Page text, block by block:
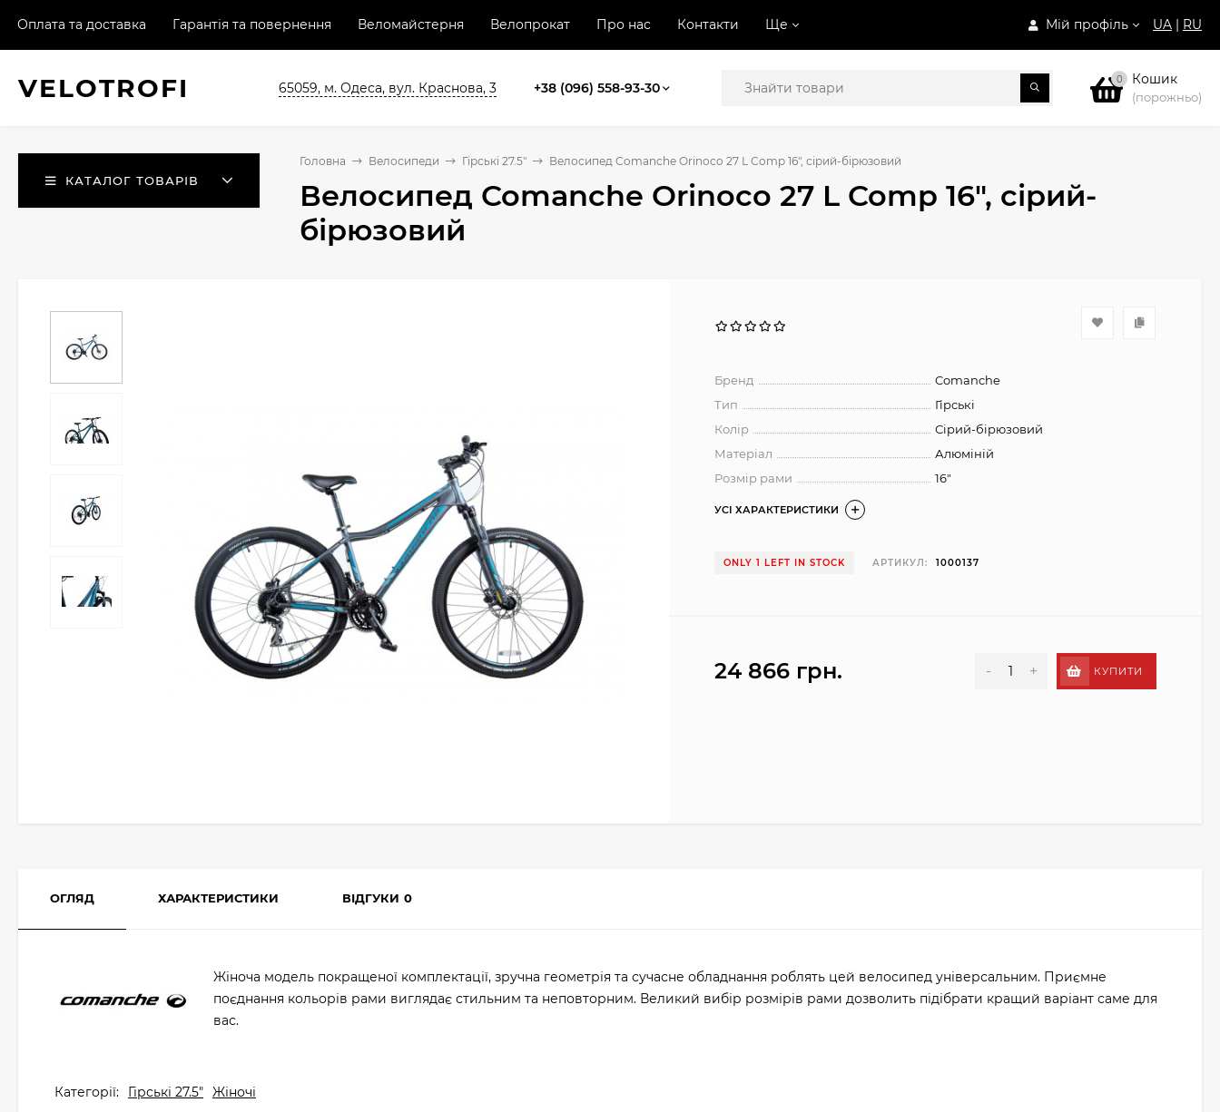
Мій профіль UA | RU
Оплата та доставка Гарантія та повернення Веломайстерня Велопрокат Про нас Контакти Ще
VELOTROFI 65059, м. Одеса, вул. Краснова, 3 +38 (096) 558-93-30 0 Кошик
(порожньо)
КАТАЛОГ ТОВАРІВ
Головна Велосипеди Гірські 27.5" Велосипед Comanche Orinoco 27 L Comp 16", сірий-бірюзовий
Велосипед Comanche Orinoco 27 L Comp 16", сірий-
бірюзовий
Бренд
Comanche
Тип
Гірські
Колір
Сірий-бірюзовий
Матеріал
Алюміній
Розмір рами
16"
УСІ ХАРАКТЕРИСТИКИ
ONLY 1 LEFT IN STOCK АРТИКУЛ: 1000137
24 866 грн. - + КУПИТИ
ОГЛЯД ХАРАКТЕРИСТИКИ ВІДГУКИ 0
Жіноча модель покращеної комплектації, зручна геометрія та сучасне обладнання роблять цей велосипед універсальним. Приємне
поєднання кольорів рами виглядає стильним та неповторним. Великий вибір розмірів рами дозволить підібрати кращий варіант саме для
вас.
Категорії: Гірські 27.5" Жіночі